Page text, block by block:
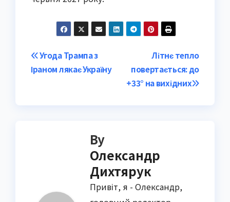
Post
navigation
Літнє тепло
повертається: до
+33° на вихідних
Угода Трампа з
Іраном лякає Україну
By
Олександр
Дихтярук
Привіт, я - Олександр,